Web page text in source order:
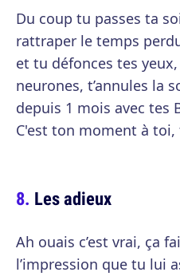
Du coup tu passes ta
rattraper le temps
et tu défonces tes
neurones, t’annules la
depuis 1 mois avec tes
C'est ton moment à
Les adieux
Ah ouais c’est vrai, ça
l’impression que tu lui